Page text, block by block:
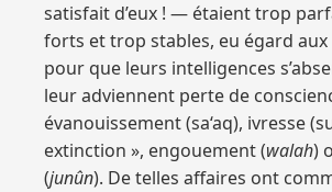
satisfait d’eux ! — étaient trop
forts et trop stables, eu égard aux
pour que leurs intelligences
leur adviennent perte de
évanouissement (sa‘aq), ivresse
extinction », engouement (walah)
(junûn). De telles affaires ont